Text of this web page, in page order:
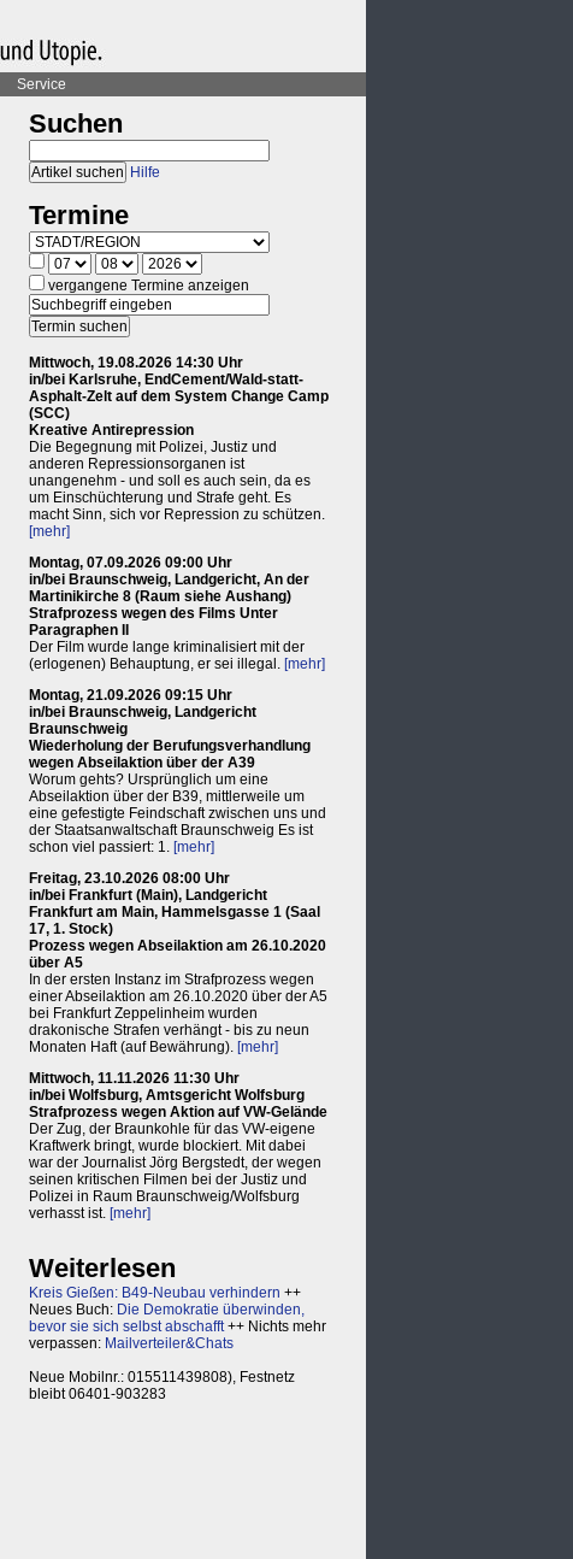
Service
Suchen
Hilfe
Termine
vergangene Termine anzeigen
Mittwoch, 19.08.2026 14:30 Uhr
in/bei Karlsruhe, EndCement/Wald-statt-
Asphalt-Zelt auf dem System Change Camp
(SCC)
Kreative Antirepression
Die Begegnung mit Polizei, Justiz und
anderen Repressionsorganen ist
unangenehm - und soll es auch sein, da es
um Einschüchterung und Strafe geht. Es
macht Sinn, sich vor Repression zu schützen.
[mehr]
Montag, 07.09.2026 09:00 Uhr
in/bei Braunschweig, Landgericht, An der
Martinikirche 8 (Raum siehe Aushang)
Strafprozess wegen des Films Unter
Paragraphen II
Der Film wurde lange kriminalisiert mit der
(erlogenen) Behauptung, er sei illegal. [mehr]
Montag, 21.09.2026 09:15 Uhr
in/bei Braunschweig, Landgericht
Braunschweig
Wiederholung der Berufungsverhandlung
wegen Abseilaktion über der A39
Worum gehts? Ursprünglich um eine
Abseilaktion über der B39, mittlerweile um
eine gefestigte Feindschaft zwischen uns und
der Staatsanwaltschaft Braunschweig Es ist
schon viel passiert: 1. [mehr]
Freitag, 23.10.2026 08:00 Uhr
in/bei Frankfurt (Main), Landgericht
Frankfurt am Main, Hammelsgasse 1 (Saal
17, 1. Stock)
Prozess wegen Abseilaktion am 26.10.2020
über A5
In der ersten Instanz im Strafprozess wegen
einer Abseilaktion am 26.10.2020 über der A5
bei Frankfurt Zeppelinheim wurden
drakonische Strafen verhängt - bis zu neun
Monaten Haft (auf Bewährung). [mehr]
Mittwoch, 11.11.2026 11:30 Uhr
in/bei Wolfsburg, Amtsgericht Wolfsburg
Strafprozess wegen Aktion auf VW-Gelände
Der Zug, der Braunkohle für das VW-eigene
Kraftwerk bringt, wurde blockiert. Mit dabei
war der Journalist Jörg Bergstedt, der wegen
seinen kritischen Filmen bei der Justiz und
Polizei in Raum Braunschweig/Wolfsburg
verhasst ist. [mehr]
Weiterlesen
Kreis Gießen: B49-Neubau verhindern ++
Neues Buch: Die Demokratie überwinden,
bevor sie sich selbst abschafft++ Nichts mehr
verpassen: Mailverteiler&Chats
Neue Mobilnr.: 015511439808), Festnetz
bleibt 06401-903283